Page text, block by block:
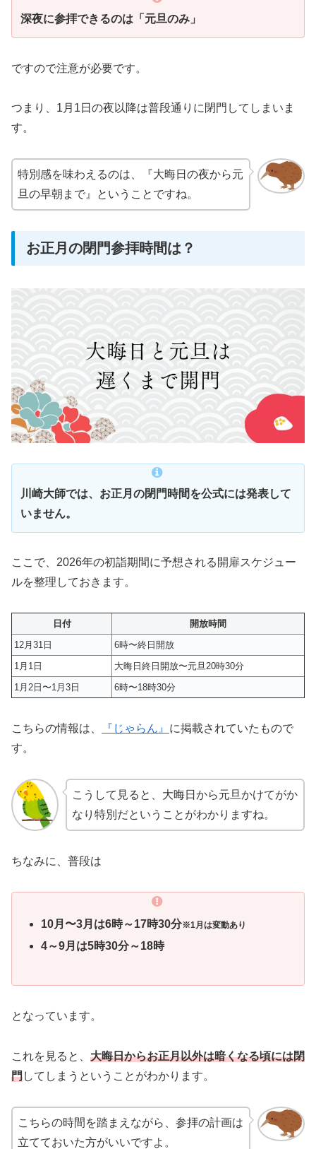
深夜に参拝できるのは「元旦のみ」
ですので注意が必要です。
つまり、1月1日の夜以降は普段通りに閉門してしまいま
す。
特別感を味わえるのは、『大晦日の夜から元
旦の早朝まで』ということですね。
お正月の閉門参拝時間は？
川崎大師では、お正月の閉門時間を公式には発表して
いません。
ここで、2026年の初詣期間に予想される開扉スケジュー
ルを整理しておきます。
日付
開放時間
12月31日
6時〜終日開放
1月1日
大晦日終日開放〜元旦20時30分
1月2日〜1月3日
6時〜18時30分
こちらの情報は、 『じゃらん』 に掲載されていたもので
す。
こうして見ると、大晦日から元旦かけてがか
なり特別だということがわかりますね。
ちなみに、普段は
10月〜3月は6時～17時30分※1月は変動あり
4～9月は5時30分～18時
となっています。
これを見ると、 大晦日からお正月以外は暗くなる頃には閉
門してしまうということがわかります。
こちらの時間を踏まえながら、参拝の計画は
立てておいた方がいいですよ。